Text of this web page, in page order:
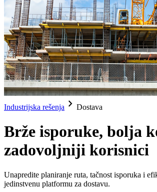
Industrijska rešenja chevron_right Dostava
Brže isporuke, bolja
zadovoljniji korisnici
Unapredite planiranje ruta, tačnost isporuka i
jedinstvenu platformu za dostavu.